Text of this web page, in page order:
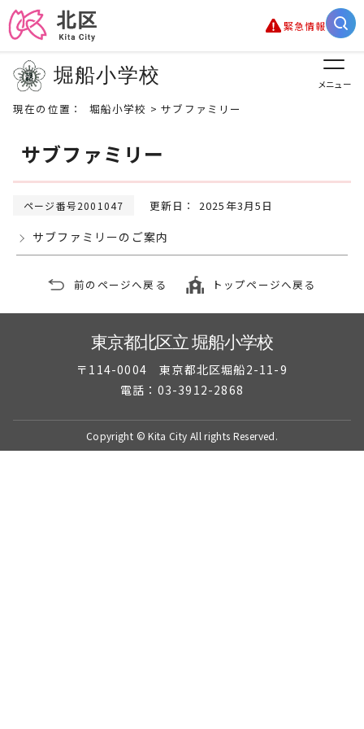
緊急情報
堀船小学校 メニュー
現在の位置： 堀船小学校 > サブファミリー
サブファミリー
ページ番号2001047 更新日： 2025年3月5日
サブファミリーのご案内
前のページへ戻る トップページへ戻る
東京都北区立 堀船小学校
〒114-0004 東京都北区堀船2-11-9
電話：03-3912-2868
Copyright © Kita City All rights Reserved.